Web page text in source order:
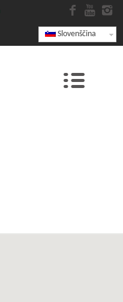
Slovenščina